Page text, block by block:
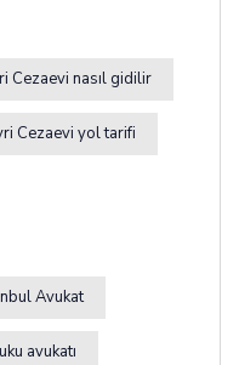
Cezaevi nasıl gidilir
Cezaevi yol tarifi
Avukat
avukatı